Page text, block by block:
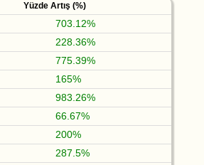
Yüzde Artış (%)
703.12%
228.36%
775.39%
165%
983.26%
66.67%
200%
287.5%